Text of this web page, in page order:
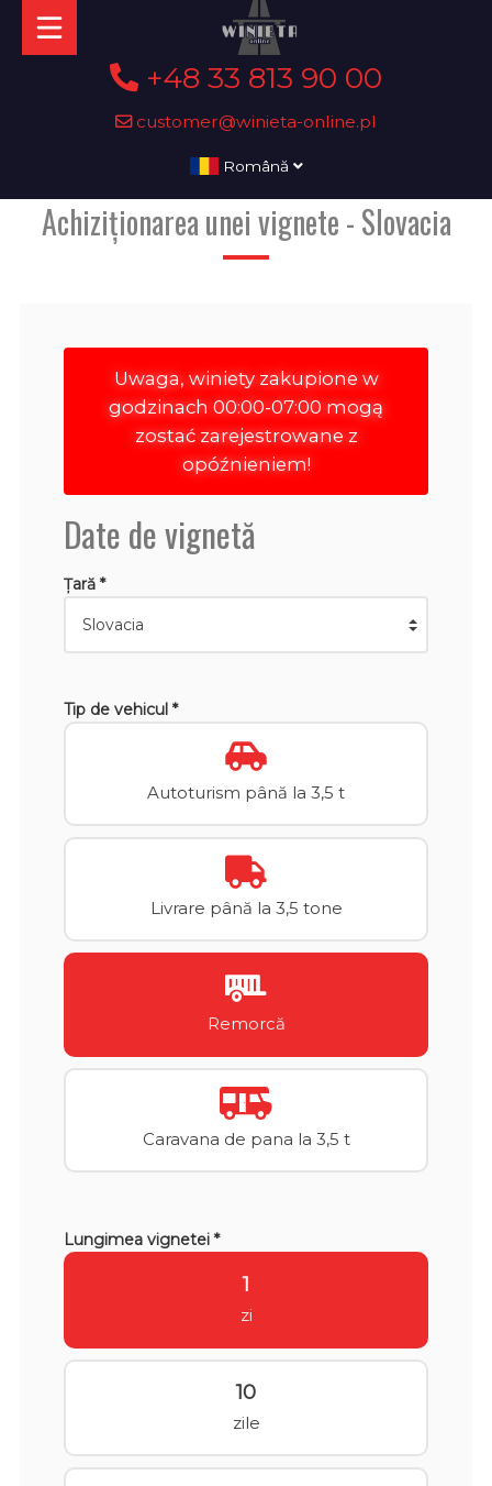
+48 33 813 90 00
customer@winieta-online.pl
Română
Achiziționarea unei vignete - Slovacia
Uwaga, winiety zakupione w
godzinach 00:00-07:00 mogą
zostać zarejestrowane z
opóźnieniem!
Date de vignetă
Țară *
Tip de vehicul *
Autoturism până la 3,5 t
Livrare până la 3,5 tone
Remorcă
Caravana de pana la 3,5 t
Lungimea vignetei *
1
zi
10
zile